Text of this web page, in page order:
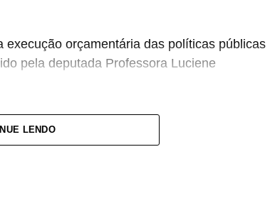
orçamentária das políticas públicas
pela deputada Professora Luciene
do Brasil, e precisamos de mais
a deputada, defendendo mecanismos de
LENDO